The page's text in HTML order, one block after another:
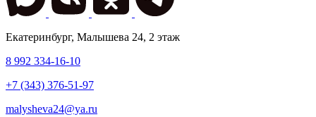
Екатеринбург, Малышева 24, 2 этаж
8 992 334-16-10
+7 (343) 376-51-97
malysheva24@ya.ru